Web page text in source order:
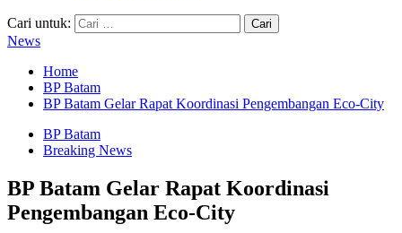
Cari untuk:
News
Home
BP Batam
BP Batam Gelar Rapat Koordinasi Pengembangan Eco-City
BP Batam
Breaking News
BP Batam Gelar Rapat Koordinasi
Pengembangan Eco-City